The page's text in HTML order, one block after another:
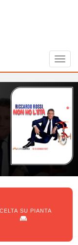
SU PIANTA